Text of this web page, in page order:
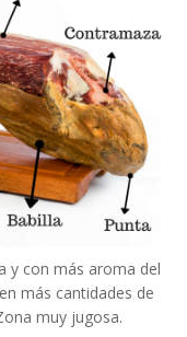
y con más aroma del
más cantidades de
muy jugosa.